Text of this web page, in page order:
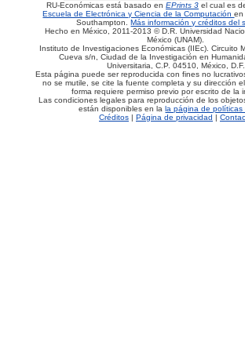
RU-Económicas está basado en EPrints 3 el cual es
Escuela de Electrónica y Ciencia de la Computaciónen
Southampton.Más información y créditos del
Hecho en México, 2011-2013 © D.R. Universidad
México (UNAM).
Instituto de Investigaciones Económicas (IIEc). Circuito
Cueva s/n, Ciudad de la Investigación en
Universitaria, C.P. 04510, México, D.F.
Esta página puede ser reproducida con fines no
no se mutile, se cite la fuente completa y su dirección
forma requiere permiso previo por escrito de la
Las condiciones legales para reproducción de los
están disponibles en lala página de políticas
Créditos| Página de privacidad |